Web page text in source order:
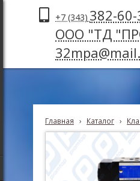
+7 (343) 382-
ООО "ТД
Главная › Каталог ›